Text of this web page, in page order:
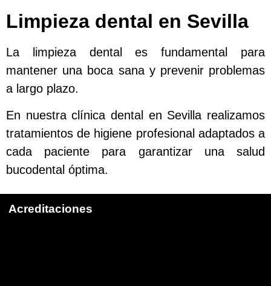
Limpieza dental en Sevilla
La limpieza dental es fundamental para
mantener una boca sana y prevenir problemas
a largo plazo.
En nuestra clínica dental en Sevilla realizamos
tratamientos de higiene profesional adaptados a
cada paciente para garantizar una salud
bucodental óptima.
Acreditaciones